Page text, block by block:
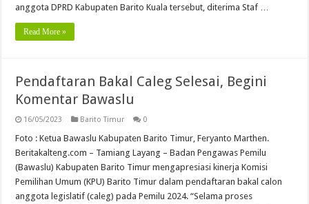
anggota DPRD Kabupaten Barito Kuala tersebut, diterima Staf …
Read More »
Pendaftaran Bakal Caleg Selesai, Begini
Komentar Bawaslu
16/05/2023 Barito Timur 0
Foto : Ketua Bawaslu Kabupaten Barito Timur, Feryanto Marthen.
Beritakalteng.com – Tamiang Layang – Badan Pengawas Pemilu
(Bawaslu) Kabupaten Barito Timur mengapresiasi kinerja Komisi
Pemilihan Umum (KPU) Barito Timur dalam pendaftaran bakal calon
anggota legislatif (caleg) pada Pemilu 2024. “Selama proses